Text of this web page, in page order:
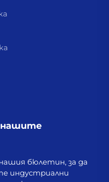
нашите
бюлетин, за да
индустриални